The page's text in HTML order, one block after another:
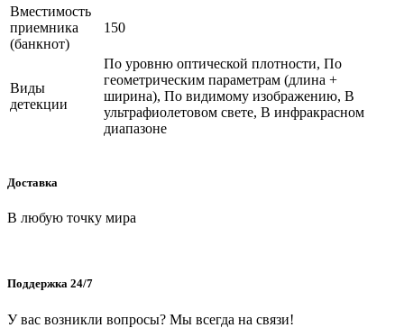
Вместимость
приемника
(банкнот)
150
Виды
детекции
По уровню оптической плотности, По
геометрическим параметрам (длина +
ширина), По видимому изображению, В
ультрафиолетовом свете, В инфракрасном
диапазоне
Доставка
В любую точку мира
Поддержка 24/7
У вас возникли вопросы? Мы всегда на связи!